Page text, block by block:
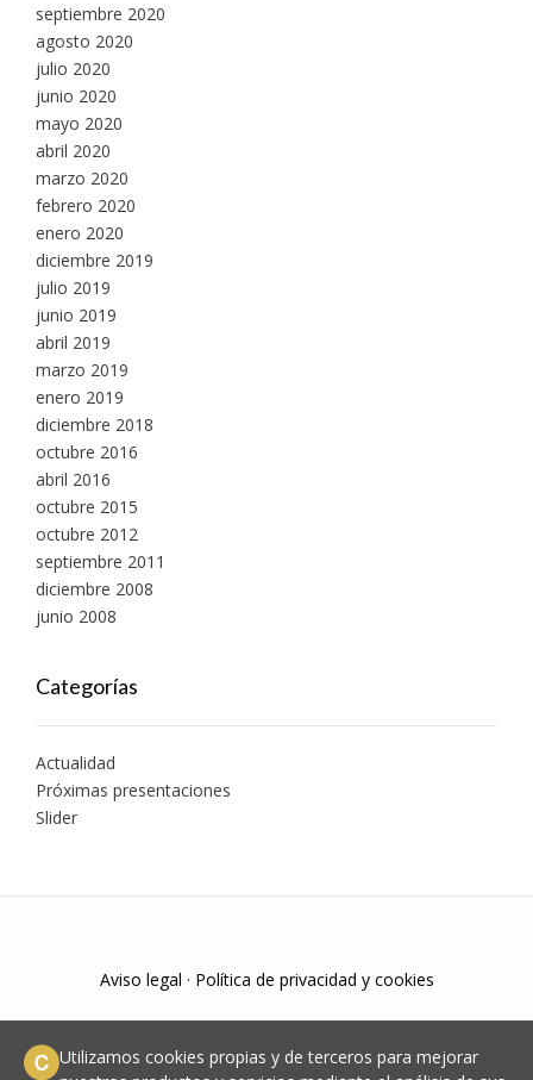
septiembre 2020
agosto 2020
julio 2020
junio 2020
mayo 2020
abril 2020
marzo 2020
febrero 2020
enero 2020
diciembre 2019
julio 2019
junio 2019
abril 2019
marzo 2019
enero 2019
diciembre 2018
octubre 2016
abril 2016
octubre 2015
octubre 2012
septiembre 2011
diciembre 2008
junio 2008
Categorías
Actualidad
Próximas presentaciones
Slider
Aviso legal · Política de privacidad y cookies
Utilizamos cookies propias y de terceros para mejorar